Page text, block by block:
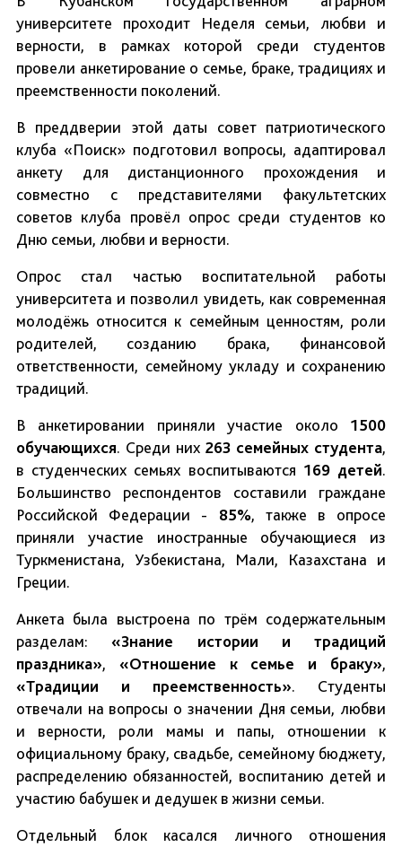
университете проходит Неделя семьи, любви и
верности, в рамках которой среди студентов
провели анкетирование о семье, браке, традициях и
преемственности поколений.
В преддверии этой даты совет патриотического
клуба «Поиск» подготовил вопросы, адаптировал
анкету для дистанционного прохождения и
совместно с представителями факультетских
советов клуба провёл опрос среди студентов ко
Дню семьи, любви и верности.
Опрос стал частью воспитательной работы
университета и позволил увидеть, как современная
молодёжь относится к семейным ценностям, роли
родителей, созданию брака, финансовой
ответственности, семейному укладу и сохранению
традиций.
В анкетировании приняли участие около 1500
обучающихся. Среди них 263 семейных студента,
в студенческих семьях воспитываются 169 детей.
Большинство респондентов составили граждане
Российской Федерации - 85%, также в опросе
приняли участие иностранные обучающиеся из
Туркменистана, Узбекистана, Мали, Казахстана и
Греции.
Анкета была выстроена по трём содержательным
разделам:«Знание истории и традиций
праздника», «Отношение к семье и браку»,
«Традиции и преемственность». Студенты
отвечали на вопросы о значении Дня семьи, любви
и верности, роли мамы и папы, отношении к
официальному браку, свадьбе, семейному бюджету,
распределению обязанностей, воспитанию детей и
участию бабушек и дедушек в жизни семьи.
Отдельный блок касался личного отношения